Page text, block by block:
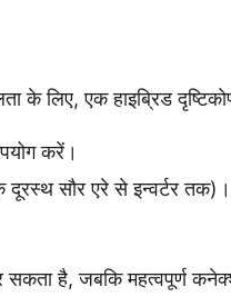
के लिए, एक हाइब्रिड
करें।
सौर एरे से इन्वर्टर तक)।
सकता है, जबकि महत्वपूर्ण